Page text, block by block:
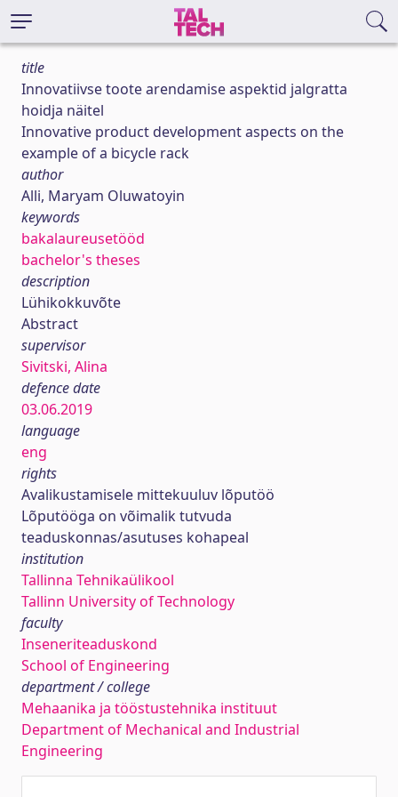
title
Innovatiivse toote arendamise aspektid jalgratta
hoidja näitel
Innovative product development aspects on the
example of a bicycle rack
author
Alli, Maryam Oluwatoyin
keywords
bakalaureusetööd
bachelor's theses
description
Lühikokkuvõte
Abstract
supervisor
Sivitski, Alina
defence date
03.06.2019
language
eng
rights
Avalikustamisele mittekuuluv lõputöö
Lõputööga on võimalik tutvuda
teaduskonnas/asutuses kohapeal
institution
Tallinna Tehnikaülikool
Tallinn University of Technology
faculty
Inseneriteaduskond
School of Engineering
department / college
Mehaanika ja tööstustehnika instituut
Department of Mechanical and Industrial
Engineering